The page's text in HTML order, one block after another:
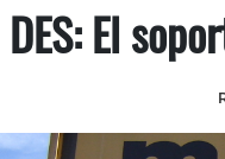
Logística
DES: El